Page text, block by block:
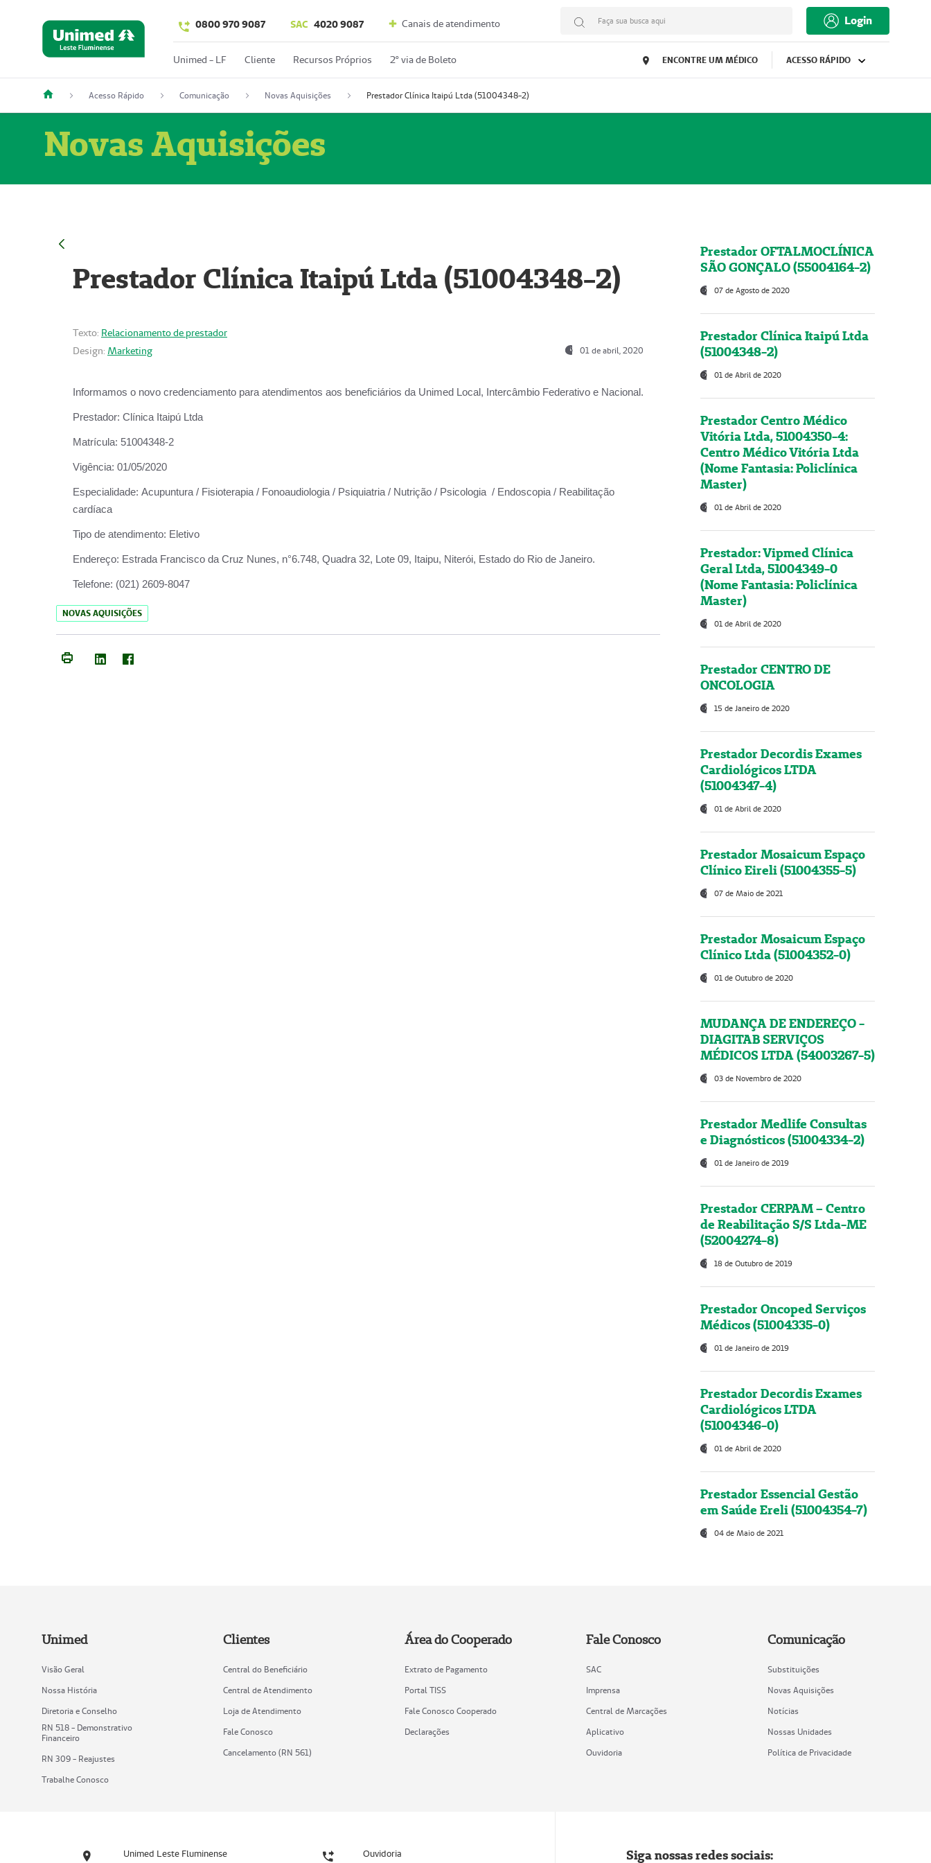
0800 970 9087 SAC 4020 9087 Canais de atendimento Faça sua busca aqui Login
Unimed - LF Cliente Recursos Próprios 2º via de Boleto ENCONTRE UM MÉDICO ACESSO RÁPIDO
Acesso Rápido Comunicação Novas Aquisições Prestador Clínica Itaipú Ltda (51004348-2)
Novas Aquisições
Prestador Clínica Itaipú Ltda (51004348-2)
Texto: Relacionamento de prestador
Design: Marketing 01 de abril, 2020
Informamos o novo credenciamento para atendimentos aos beneficiários da Unimed Local, Intercâmbio Federativo e Nacional.
Prestador: Clínica Itaipú Ltda
Matrícula: 51004348-2
Vigência: 01/05/2020
Especialidade: Acupuntura / Fisioterapia / Fonoaudiologia / Psiquiatria / Nutrição / Psicologia / Endoscopia / Reabilitação
cardíaca
Tipo de atendimento: Eletivo
Endereço: Estrada Francisco da Cruz Nunes, n°6.748, Quadra 32, Lote 09, Itaipu, Niterói, Estado do Rio de Janeiro.
Telefone: (021) 2609-8047
NOVAS AQUISIÇÕES
Prestador OFTALMOCLÍNICA
SÃO GONÇALO (55004164-2)
07 de Agosto de 2020
Prestador Clínica Itaipú Ltda
(51004348-2)
01 de Abril de 2020
Prestador Centro Médico
Vitória Ltda, 51004350-4:
Centro Médico Vitória Ltda
(Nome Fantasia: Policlínica
Master)
01 de Abril de 2020
Prestador: Vipmed Clínica
Geral Ltda, 51004349-0
(Nome Fantasia: Policlínica
Master)
01 de Abril de 2020
Prestador CENTRO DE
ONCOLOGIA
15 de Janeiro de 2020
Prestador Decordis Exames
Cardiológicos LTDA
(51004347-4)
01 de Abril de 2020
Prestador Mosaicum Espaço
Clínico Eireli (51004355-5)
07 de Maio de 2021
Prestador Mosaicum Espaço
Clínico Ltda (51004352-0)
01 de Outubro de 2020
MUDANÇA DE ENDEREÇO -
DIAGITAB SERVIÇOS
MÉDICOS LTDA (54003267-5)
03 de Novembro de 2020
Prestador Medlife Consultas
e Diagnósticos (51004334-2)
01 de Janeiro de 2019
Prestador CERPAM – Centro
de Reabilitação S/S Ltda-ME
(52004274-8)
18 de Outubro de 2019
Prestador Oncoped Serviços
Médicos (51004335-0)
01 de Janeiro de 2019
Prestador Decordis Exames
Cardiológicos LTDA
(51004346-0)
01 de Abril de 2020
Prestador Essencial Gestão
em Saúde Ereli (51004354-7)
04 de Maio de 2021
Unimed
Visão Geral
Nossa História
Diretoria e Conselho
RN 518 - Demonstrativo
Financeiro
RN 309 - Reajustes
Trabalhe Conosco
Clientes
Central do Beneficiário
Central de Atendimento
Loja de Atendimento
Fale Conosco
Cancelamento (RN 561)
Área do Cooperado
Extrato de Pagamento
Portal TISS
Fale Conosco Cooperado
Declarações
Fale Conosco
SAC
Imprensa
Central de Marcações
Aplicativo
Ouvidoria
Comunicação
Substituições
Novas Aquisições
Notícias
Nossas Unidades
Política de Privacidade
Unimed Leste Fluminense Ouvidoria Siga nossas redes sociais: